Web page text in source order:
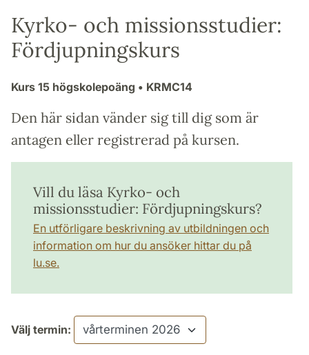
Kyrko- och missionsstudier:
Fördjupningskurs
Kurs 15 högskolepoäng • KRMC14
Den här sidan vänder sig till dig som är
antagen eller registrerad på kursen.
Vill du läsa Kyrko- och
missionsstudier: Fördjupningskurs?
En utförligare beskrivning av utbildningen och
information om hur du ansöker hittar du på
lu.se.
Välj termin: